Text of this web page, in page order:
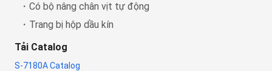
・Có bộ nâng chân vịt tự động
・Trang bị hộp dầu kín
Tải Catalog
S-7180A Catalog